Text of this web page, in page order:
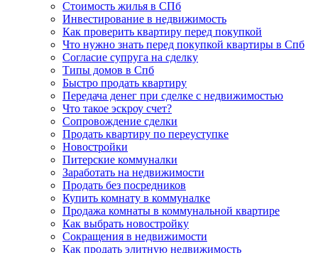
Стоимость жилья в СПб
Инвестирование в недвижимость
Как проверить квартиру перед покупкой
Что нужно знать перед покупкой квартиры в Спб
Согласие супруга на сделку
Типы домов в Спб
Быстро продать квартиру
Передача денег при сделке с недвижимостью
Что такое эскроу счет?
Сопровождение сделки
Продать квартиру по переуступке
Новостройки
Питерские коммуналки
Заработать на недвижимости
Продать без посредников
Купить комнату в коммуналке
Продажа комнаты в коммунальной квартире
Как выбрать новостройку
Сокращения в недвижимости
Как продать элитную недвижимость